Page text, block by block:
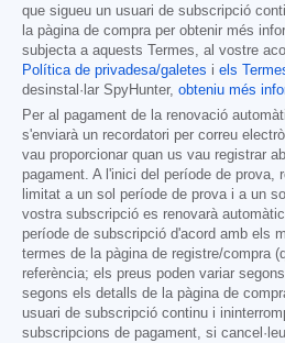
que sigueu un usuari de subscripció
la pàgina de compra per obtenir més
subjecta a aquests Termes, al vostre
Política de privadesa/galetes i els
desinstal·lar SpyHunter, obteniu més
Per al pagament de la renovació
s'enviarà un recordatori per correu
vau proporcionar quan us vau registrar
pagament. A l'inici del període de prova,
limitat a un sol període de prova i a un
vostra subscripció es renovarà
període de subscripció d'acord amb els
termes de la pàgina de registre/compra
referència; els preus poden variar
segons els detalls de la pàgina de
usuari de subscripció continu i
subscripcions de pagament, si